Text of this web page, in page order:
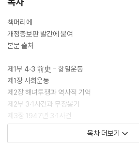
면서 4·3을 ‘제주공동체의 존립을 위한 항쟁’으
사와 제주민중의 관점에서 바라보고자 하는 뚜
알 수 있다.『4·3과 제주역사』는 4·3을 중앙의
인식의 전환을 제시하고 있다. 앞으로 이 책이
인식이 산출되는 데에 자양분이 되길 기대한다.
책머리에
개정증보판 발간에 붙여
본문 출처
제1부 4·3 前史 - 항일운동
제1장 사회운동
제2장 해녀투쟁과 역사적 기억
제2부 3·1사건과 무장봉기
제3장 1947년 3·1사건
제4장 무장봉기의 발발과 전개과정
제3부 군법회의와 형무소재소자의 행방
목차 더보기